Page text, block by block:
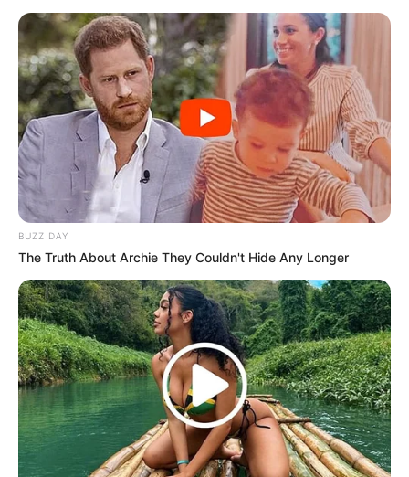
BUZZ DAY
The Truth About Archie They Couldn't Hide Any Longer